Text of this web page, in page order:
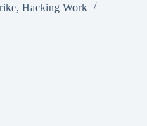
, Hacking Work